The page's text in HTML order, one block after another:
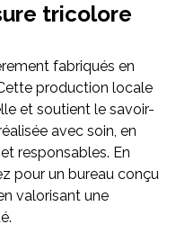
tricolore
fabriqués en
production locale
et soutient le savoir-
avec soin, en
responsables. En
pour un bureau conçu
valorisant une